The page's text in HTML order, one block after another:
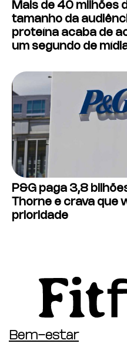
Mais de 40 milhões
tamanho da
proteína acaba de
um segundo de
P&G paga 3,8
Thorne e crava que
prioridade
Bem-estar